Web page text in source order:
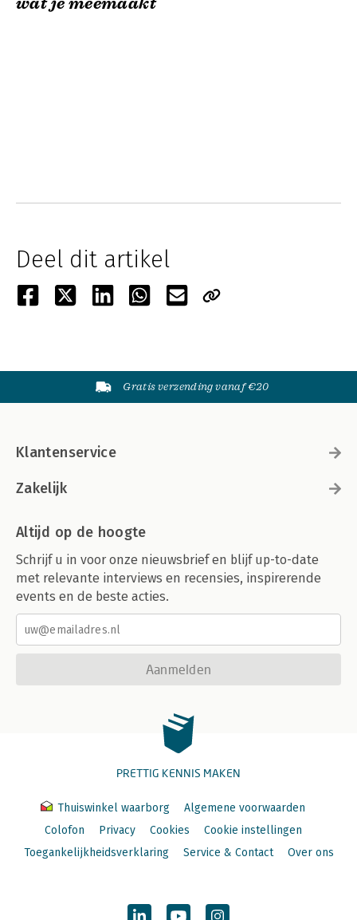
Deel dit artikel
Gratis verzending vanaf €20
Klantenservice
Zakelijk
Altijd op de hoogte
Schrijf u in voor onze nieuwsbrief en blijf up-to-date
met relevante interviews en recensies, inspirerende
events en de beste acties.
Aanmelden
PRETTIG KENNIS MAKEN
Thuiswinkel waarborg
Algemene voorwaarden
Colofon
Privacy Cookies
Cookie instellingen
Toegankelijkheidsverklaring
Service & Contact Over ons